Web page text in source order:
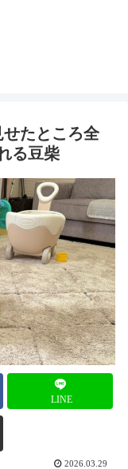
たところ全
る豆柴
LINE
2026.03.29